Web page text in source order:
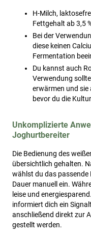
H-Milch,
Fettgehalt ab 3,5
Bei der
diese keinen
Fermentation
Du kannst auch
Verwendung
erwärmen und sie
bevor du die
Unkomplizierte
Joghurtbereiter
Die Bedienung des
übersichtlich gehalten.
wählst du das passende
Dauer manuell ein.
leise und
informiert dich ein
anschließend direkt zur
gestellt werden.